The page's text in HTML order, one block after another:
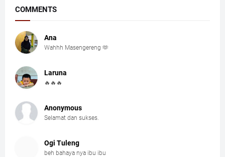
COMMENTS
Ana
Wahhh Masengereng 🫶
Laruna
🔥🔥🔥
Anonymous
Selamat dan sukses.
Ogi Tuleng
beh bahaya nya ibu ibu